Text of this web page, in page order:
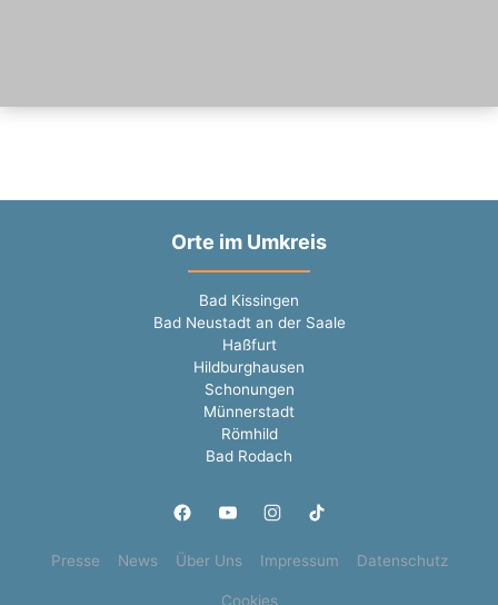
Orte im Umkreis
Bad Kissingen
Bad Neustadt an der Saale
Haßfurt
Hildburghausen
Schonungen
Münnerstadt
Römhild
Bad Rodach
Presse News Über Uns Impressum Datenschutz
Cookies